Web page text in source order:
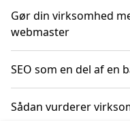
Gør din virksomhed
webmaster
SEO som en del af
Sådan vurderer